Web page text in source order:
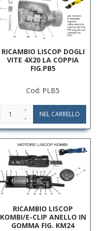
RICAMBIO LISCOP DOGLI
VITE 4X20 LA COPPIA
FIG.PB5
Cod: PLB5
RICAMBIO LISCOP
KOMBI/E-CLIP ANELLO IN
GOMMA FIG. KM24